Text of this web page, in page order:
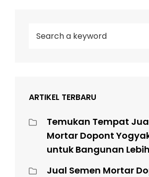
ARTIKEL TERBARU
Temukan Tempat
Mortar Dopont
untuk Bangunan
Jual Semen Mortar